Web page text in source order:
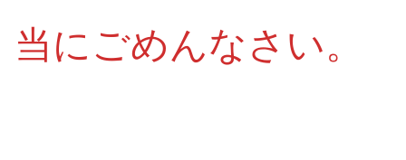
当にごめんなさい。